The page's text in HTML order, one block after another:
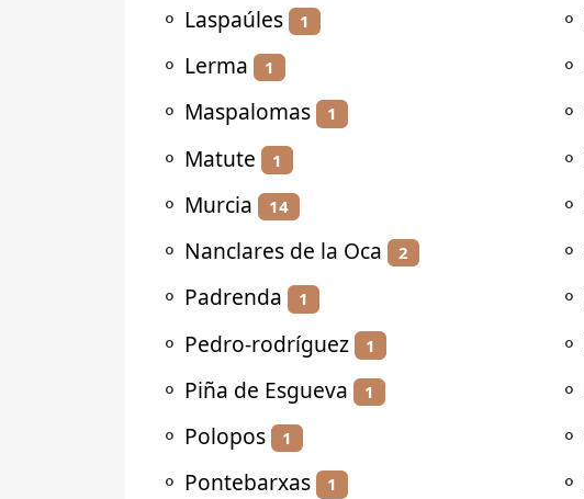
⚬ Laspaúles 1
⚬ Lerma 1
⚬ Maspalomas 1
⚬ Matute 1
⚬ Murcia 14
⚬ Nanclares de la Oca 2
⚬ Padrenda 1
⚬ Pedro-rodríguez 1
⚬ Piña de Esgueva 1
⚬ Polopos 1
⚬ Pontebarxas 1
⚬
⚬
⚬
⚬
⚬
⚬
⚬
⚬
⚬
⚬
⚬